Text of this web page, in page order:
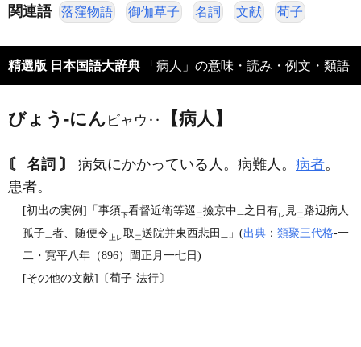
関連語 落窪物語 御伽草子 名詞 文献 荀子
精選版 日本国語大辞典 「病人」の意味・読み・例文・類語
びょう‐にん ビャウ‥ 【病人】
〘 名詞 〙 病気にかかっている人。病難人。 病者。
患者。
[初出の実例]「事須下看督近衛等巡 二撿京中一之日有レ 見 二 路辺病人
孤子一者、随便令 上レ取 二送院并東西悲田 一 」(出典 ： 類聚三代格‐一
二・寛平八年（896）閏正月一七日)
[その他の文献]〔荀子‐法行〕